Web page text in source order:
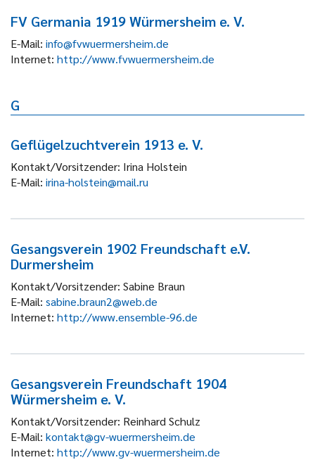
FV Germania 1919 Würmersheim e. V.
E-Mail: info@fvwuermersheim.de
Internet: http://www.fvwuermersheim.de
G
Geflügelzuchtverein 1913 e. V.
Kontakt/Vorsitzender: Irina Holstein
E-Mail: irina-holstein@mail.ru
Gesangsverein 1902 Freundschaft e.V.
Durmersheim
Kontakt/Vorsitzender: Sabine Braun
E-Mail: sabine.braun2@web.de
Internet: http://www.ensemble-96.de
Gesangsverein Freundschaft 1904
Würmersheim e. V.
Kontakt/Vorsitzender: Reinhard Schulz
E-Mail: kontakt@gv-wuermersheim.de
Internet: http://www.gv-wuermersheim.de